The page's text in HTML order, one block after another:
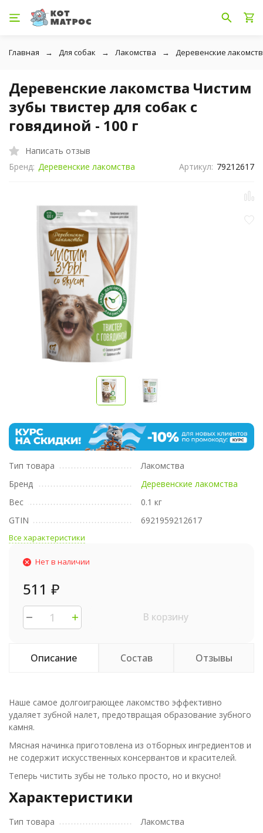
Главная Для собак Лакомства Деревенские
Деревенские лакомства Чистим
зубы твистер для собак с
говядиной - 100 г
Написать отзыв
Бренд: Деревенские лакомства Артикул: 79212617
Тип товара
Лакомства
Бренд
Деревенские лакомства
Вес
0.1 кг
GTIN
6921959212617
Все характеристики
Нет в наличии
511 ₽
В корзину
Описание Состав Отзывы
Наше самое долгоиграющее лакомство эффективно
удаляет зубной налет, предотвращая образование зубного
камня.
Мясная начинка приготовлена из отборных ингредиентов и
не содержит искусственных консервантов и красителей.
Теперь чистить зубы не только просто, но и вкусно!
Характеристики
Тип товара
Лакомства